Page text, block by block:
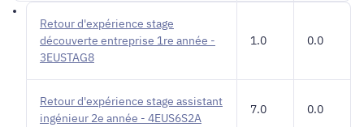
Retour d'expérience stage
découverte entreprise 1re année -
3EUSTAG8
1.0 0.0
Retour d'expérience stage assistant
ingénieur 2e année - 4EUS6S2A
7.0 0.0